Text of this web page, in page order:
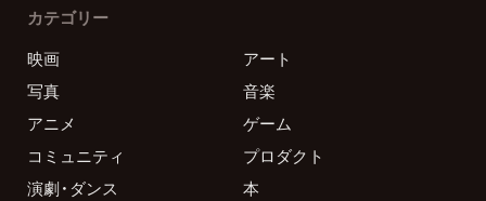
カテゴリー
映画
アート
写真
音楽
アニメ
ゲーム
コミュニティ
プロダクト
演劇・ダンス
本